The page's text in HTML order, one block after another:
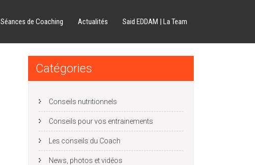
Séances de Coaching Actualités Said EDDAM | La Team
Catégories
Conseils nutritionnels
Conseils pour vos entrainements
Les conseils du Coach
News, photos et vidéos